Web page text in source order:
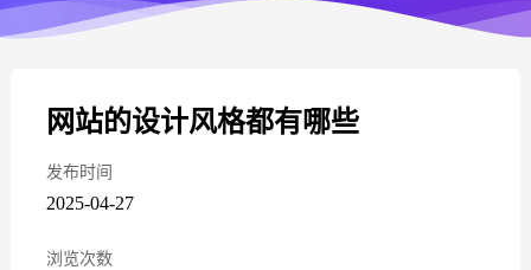
网站的设计风格都有哪些
发布时间
2025-04-27
浏览次数